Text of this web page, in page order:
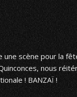
une scène pour la
nous
! BANZAÏ !